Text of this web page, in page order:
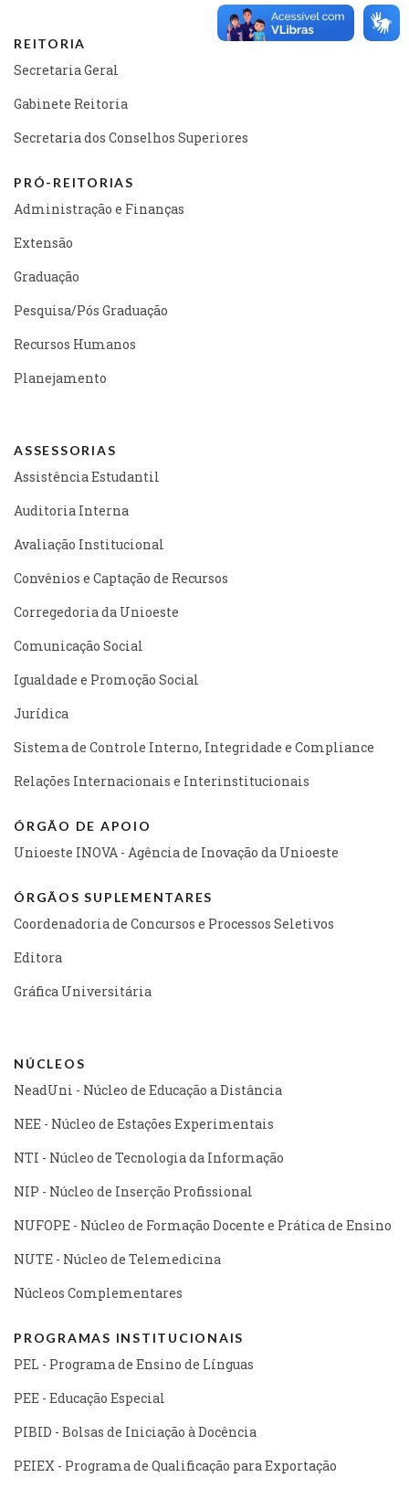
REITORIA
Secretaria Geral
Gabinete Reitoria
Secretaria dos Conselhos Superiores
PRÓ-REITORIAS
Administração e Finanças
Extensão
Graduação
Pesquisa/Pós Graduação
Recursos Humanos
Planejamento
ASSESSORIAS
Assistência Estudantil
Auditoria Interna
Avaliação Institucional
Convênios e Captação de Recursos
Corregedoria da Unioeste
Comunicação Social
Igualdade e Promoção Social
Jurídica
Sistema de Controle Interno, Integridade e Compliance
Relações Internacionais e Interinstitucionais
ÓRGÃO DE APOIO
Unioeste INOVA - Agência de Inovação da Unioeste
ÓRGÃOS SUPLEMENTARES
Coordenadoria de Concursos e Processos Seletivos
Editora
Gráfica Universitária
NÚCLEOS
NeadUni - Núcleo de Educação a Distância
NEE - Núcleo de Estações Experimentais
NTI - Núcleo de Tecnologia da Informação
NIP - Núcleo de Inserção Profissional
NUFOPE - Núcleo de Formação Docente e Prática de Ensino
NUTE - Núcleo de Telemedicina
Núcleos Complementares
PROGRAMAS INSTITUCIONAIS
PEL - Programa de Ensino de Línguas
PEE - Educação Especial
PIBID - Bolsas de Iniciação à Docência
PEIEX - Programa de Qualificação para Exportação